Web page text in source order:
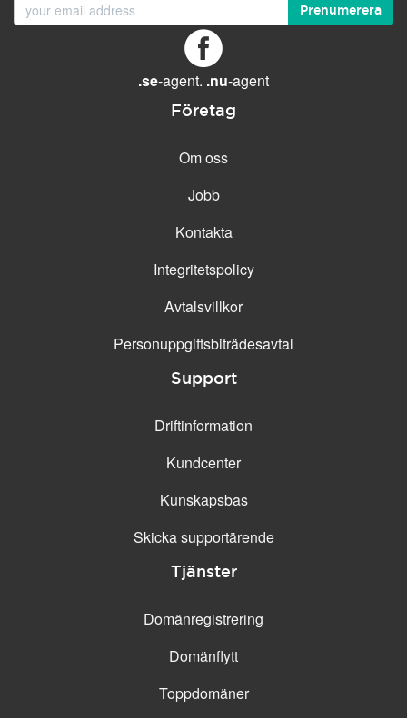
Daglig säkerhetskopiering
telefonsupport
30 dagars kostnadsfritt test
Prenumerera
.se-agent. .nu-agent
Företag
Om oss
Jobb
Kontakta
Integritetspolicy
Avtalsvillkor
Personuppgifts­biträdesavtal
Support
Driftinformation
Kundcenter
Kunskapsbas
Skicka supportärende
Tjänster
Domänregistrering
Domänflytt
Toppdomäner